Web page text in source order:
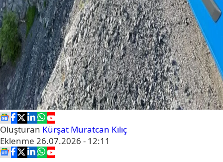
Oluşturan Kürşat Muratcan Kılıç
Eklenme 26.07.2026 - 12:11